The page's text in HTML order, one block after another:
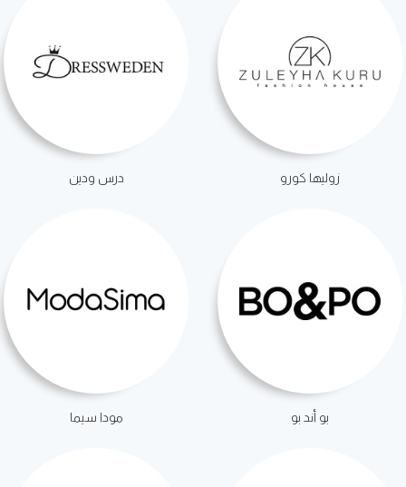
زوليها كورو درس ودين
بو أند بو مودا سيما